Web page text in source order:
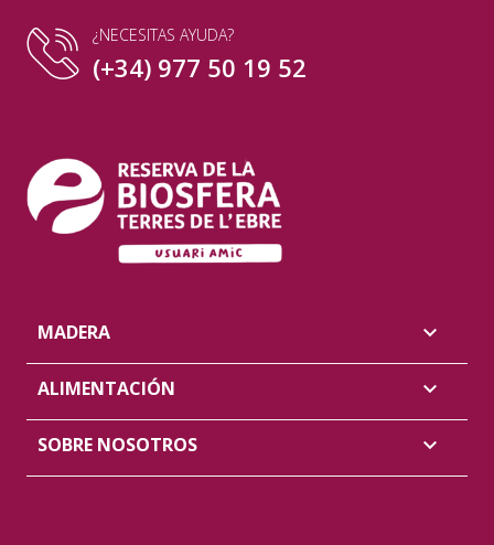
¿NECESITAS AYUDA?
(+34) 977 50 19 52
MADERA 
ALIMENTACIÓN 
SOBRE NOSOTROS 